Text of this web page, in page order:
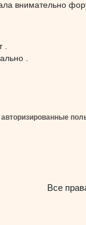
внимательно
.
.
Все